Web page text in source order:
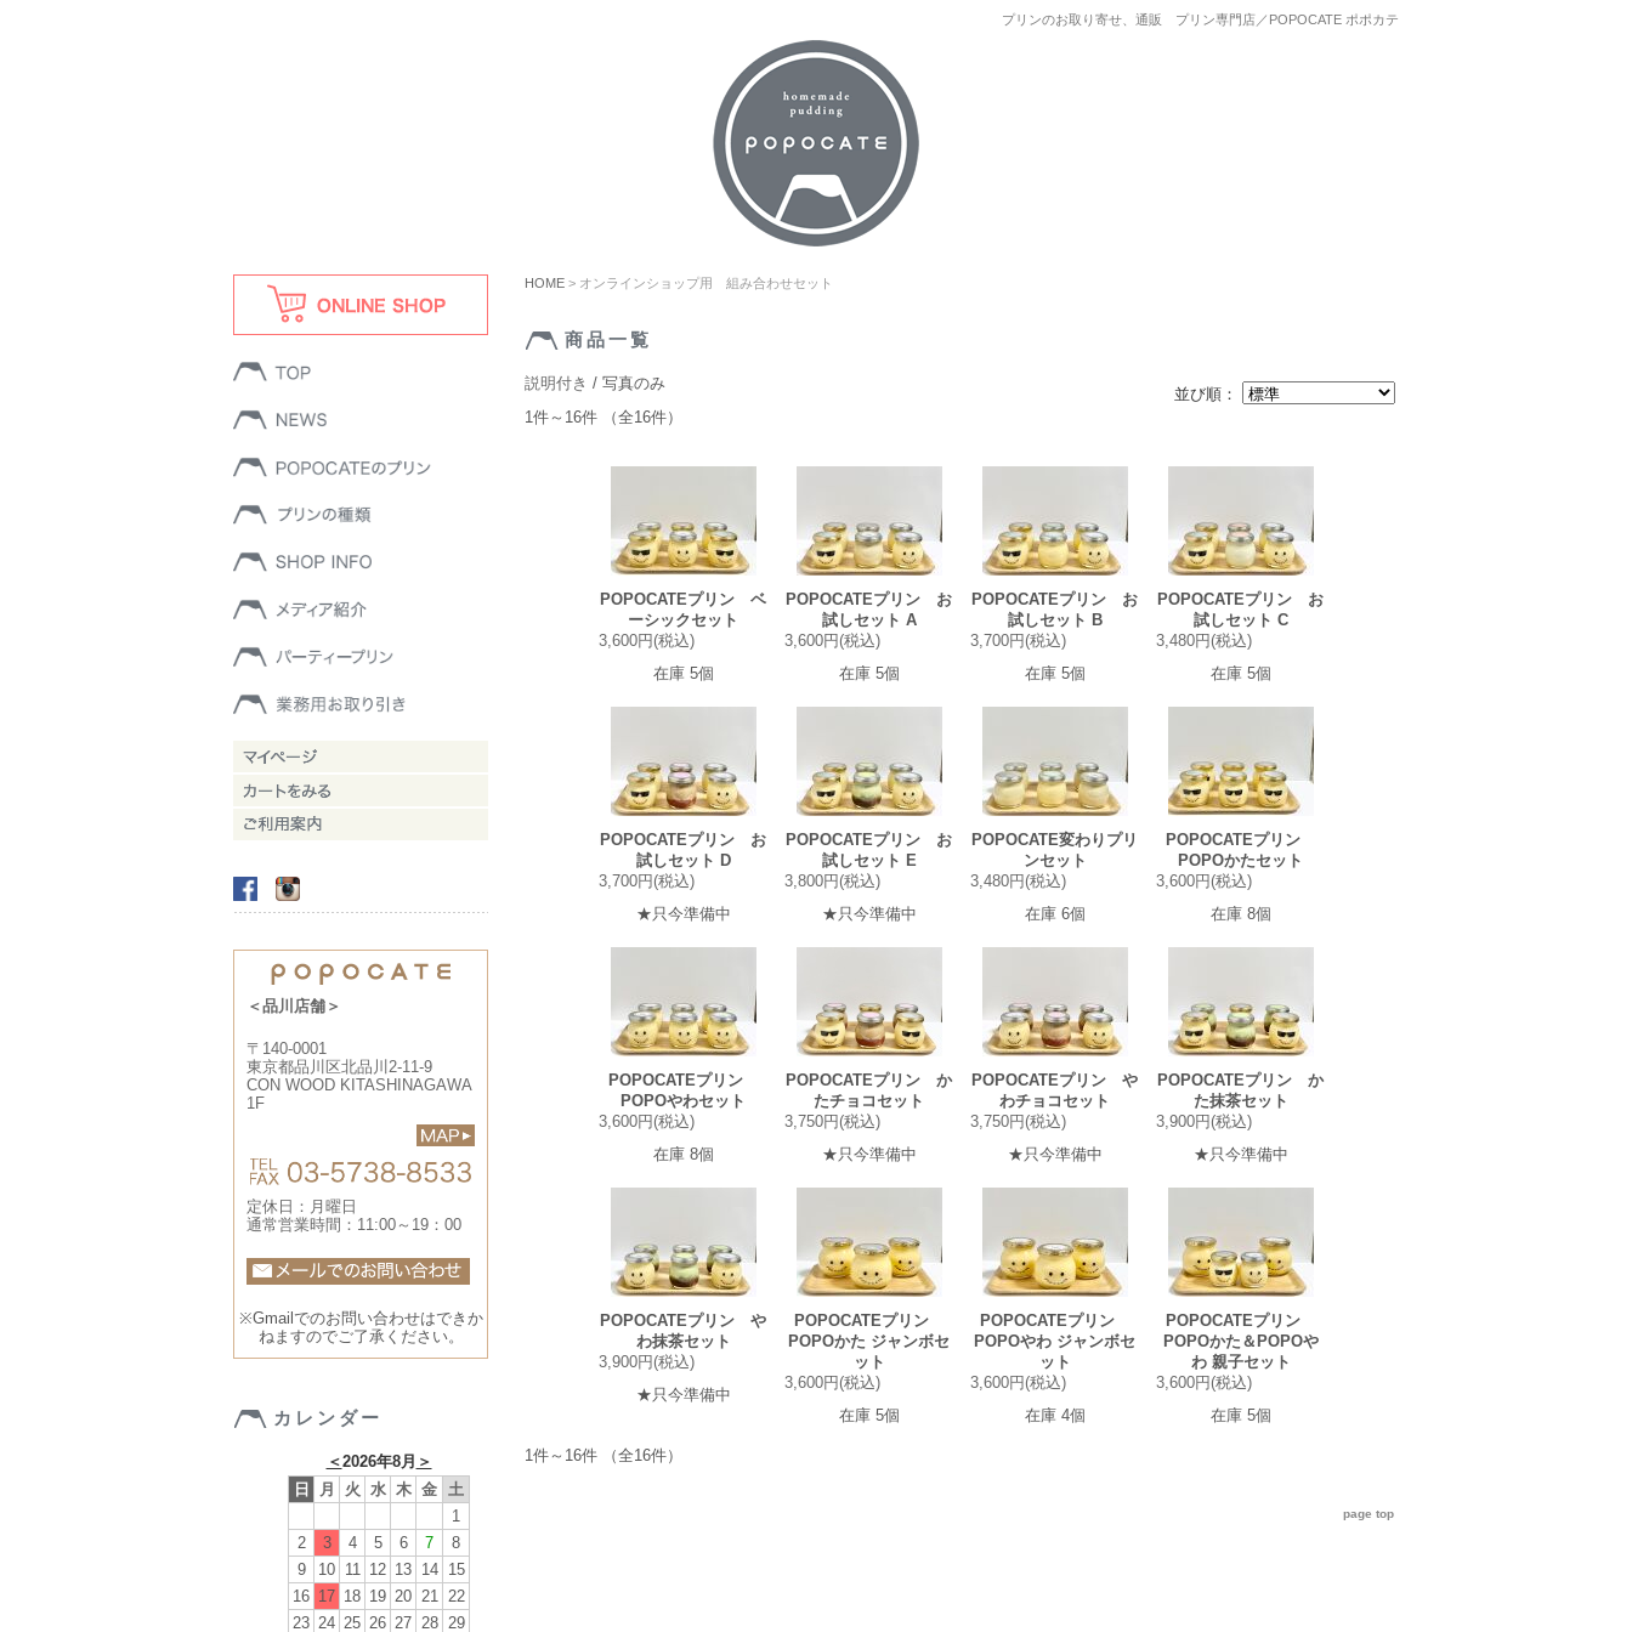
プリンのお取り寄せ、通販 プリン専門店／POPOCATE ポポカテ
＜品川店舗＞
〒140-0001
東京都品川区北品川2-11-9
CON WOOD KITASHINAGAWA
1F
定休日：月曜日
通常営業時間：11:00～19：00
※Gmailでのお問い合わせはできか
ねますのでご了承ください。
カレンダー
＜2026年8月 ＞
日
月 火 水 木 金 土
1
2
3 4 5 6 7
8
9
10 11 12 13 14
15
16 17 18 19 20 21 22
23 24 25 26 27 28 29
HOME > オンラインショップ用 組み合わせセット
商品一覧
並び順：
説明付き / 写真のみ
1件～16件 （全16件）
POPOCATEプリン ベ
ーシックセット
3,600円(税込)
在庫 5個
POPOCATEプリン お
試しセット A
3,600円(税込)
在庫 5個
POPOCATEプリン お
試しセット B
3,700円(税込)
在庫 5個
POPOCATEプリン お
試しセット C
3,480円(税込)
在庫 5個
POPOCATEプリン お
試しセット D
3,700円(税込)
★只今準備中
POPOCATEプリン お
試しセット E
3,800円(税込)
★只今準備中
POPOCATE変わりプリ
ンセット
3,480円(税込)
在庫 6個
POPOCATEプリン
POPOかたセット
3,600円(税込)
在庫 8個
POPOCATEプリン
POPOやわセット
3,600円(税込)
在庫 8個
POPOCATEプリン か
たチョコセット
3,750円(税込)
★只今準備中
POPOCATEプリン や
わチョコセット
3,750円(税込)
★只今準備中
POPOCATEプリン か
た抹茶セット
3,900円(税込)
★只今準備中
POPOCATEプリン や
わ抹茶セット
3,900円(税込)
★只今準備中
POPOCATEプリン
POPOかた ジャンボセ
ット
3,600円(税込)
在庫 5個
POPOCATEプリン
POPOやわ ジャンボセ
ット
3,600円(税込)
在庫 4個
POPOCATEプリン
POPOかた＆POPOや
わ 親子セット
3,600円(税込)
在庫 5個
1件～16件 （全16件）
page top